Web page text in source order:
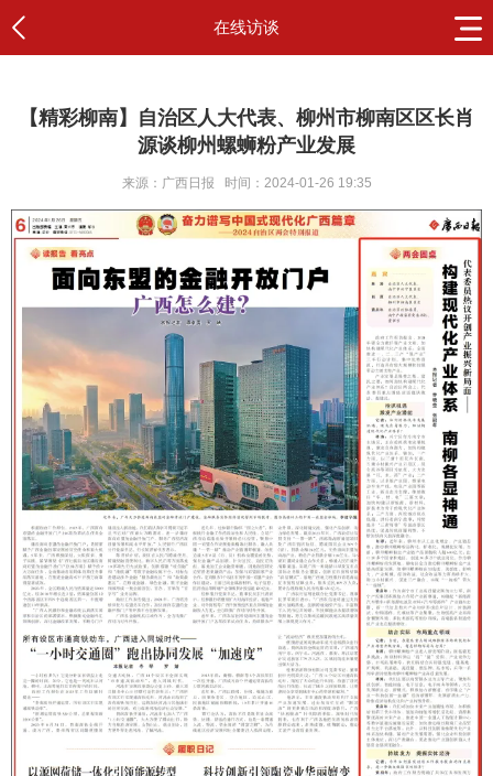
在线访谈
【精彩柳南】自治区人大代表、柳州市柳南区区长肖
源谈柳州螺蛳粉产业发展
来源：广西日报 时间：2024-01-26 19:35